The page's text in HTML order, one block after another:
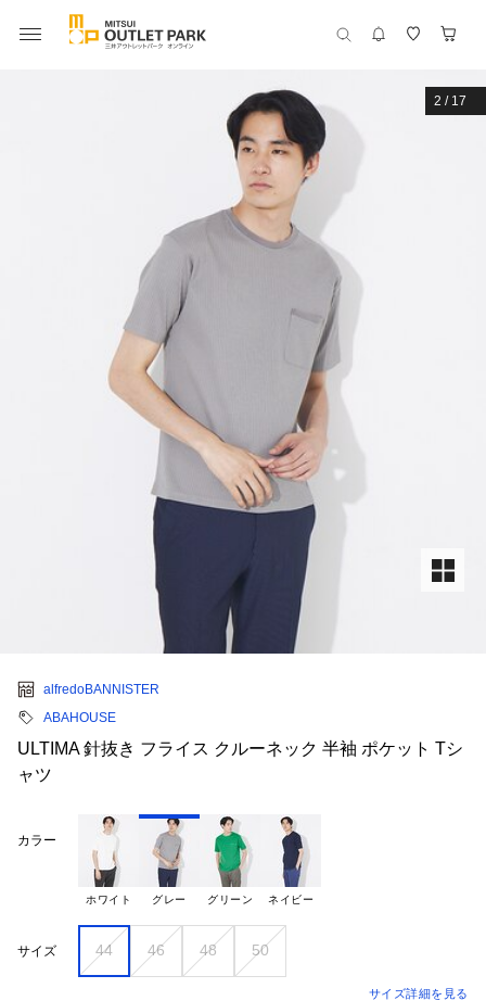
2 / 17
alfredoBANNISTER
ABAHOUSE
ULTIMA 針抜き フライス クルーネック 半袖 ポケット Tシ
ャツ
カラー
ホワイト グレー グリーン ネイビー
サイズ 44 46 48 50
サイズ詳細を見る